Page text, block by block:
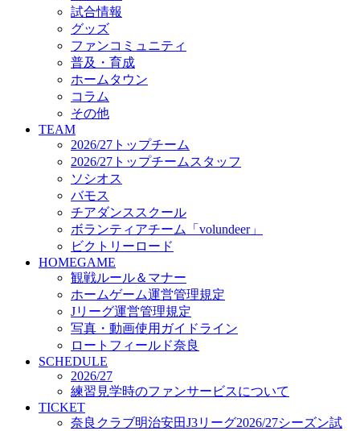
ホームゲーム運営管理規定
Jリーグ運営管理規定
写真・動画使用ガイドライン
ロートフィールド奈良
SCHEDULE
2026/27
練習見学時のファンサービスについて
TICKET
奈良クラブ明治安田J3リーグ2026/27シーズン試
合観戦チケット
奈良クラブ明治安田Ｊ3リーグ 2026/27シーズン
「鹿パス」
観戦ルール＆マナー
FANCOMMUNITY
2026/27ファンコミュニティ
サポートショップ
GOODS
オフィシャルストア（実店舗）
オンラインストア
ACADEMY
アカデミーについて
プロジェクト
コーチ&スタッフ
ジュニア
ジュニアユース
ユース
試合情報
グッズ
ファンコミュニティ
普及・育成
ホームタウン
コラム
その他
TEAM
2026/27トップチーム
2026/27トップチームスタッフ
ソシオス
バモス
チアダンススクール
ボランティアチーム「volundeer」
ビクトリーロード
HOMEGAME
観戦ルール＆マナー
ホームゲーム運営管理規定
Jリーグ運営管理規定
写真・動画使用ガイドライン
ロートフィールド奈良
SCHEDULE
2026/27
練習見学時のファンサービスについて
TICKET
奈良クラブ明治安田J3リーグ2026/27シーズン試